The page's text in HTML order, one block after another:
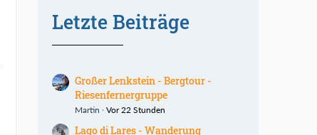
Letzte Beiträge
Großer Lenkstein - Bergtour -
Riesenfernergruppe
Martin Vor 22 Stunden
Lago di Lares - Wanderung